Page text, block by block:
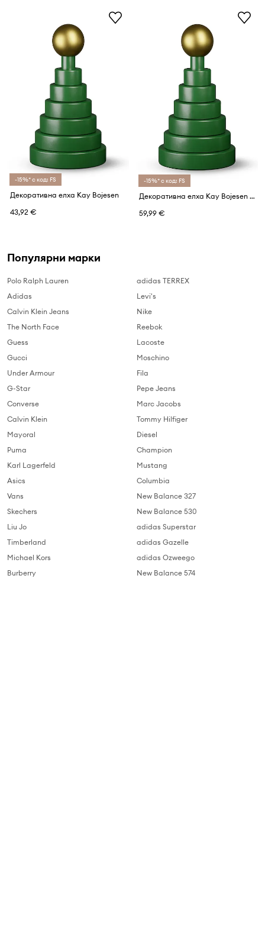
-15%* с код: FS
Декоративна елха Kay Bojesen
43,92 €
-15%* с код: FS
Декоративна елха Kay Bojesen .Christmas Tree 19,5 cm
59,99 €
Популярни марки
Polo Ralph Lauren
Adidas
Calvin Klein Jeans
The North Face
Guess
Gucci
Under Armour
G-Star
Converse
Calvin Klein
Mayoral
Puma
Karl Lagerfeld
Asics
Vans
Skechers
Liu Jo
Timberland
Michael Kors
Burberry
adidas TERREX
Levi's
Nike
Reebok
Lacoste
Moschino
Fila
Pepe Jeans
Marc Jacobs
Tommy Hilfiger
Diesel
Champion
Mustang
Columbia
New Balance 327
New Balance 530
adidas Superstar
adidas Gazelle
adidas Ozweego
New Balance 574